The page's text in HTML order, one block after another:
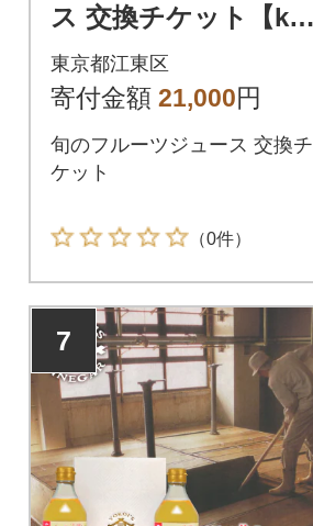
ス 交換チケット【kt0
36-001】
東京都江東区
寄付金額 21,000円
旬のフルーツジュース 交換チ
ケット
（0件）
7